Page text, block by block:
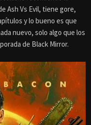
Ash Vs Evil, tiene gore,
y lo bueno es que
nuevo, solo algo que los
de Black Mirror.